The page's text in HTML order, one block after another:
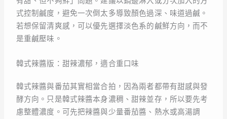
式控制鹹度，避免一次倒太多導致顏色過深、味道過鹹。
若想保留清爽感，可以優先選擇淡色系的鹹鮮方向，而不
是重鹹壓味。
韓式辣醬版：甜辣濃郁，適合重口味
韓式辣醬與番茄其實相當合拍，因為兩者都帶有甜感與發
酵方向。只是韓式辣醬本身濃稠、甜辣並存，所以要先考
慮整體濃度。可先把辣醬與少量番茄醬、熱水或高湯調